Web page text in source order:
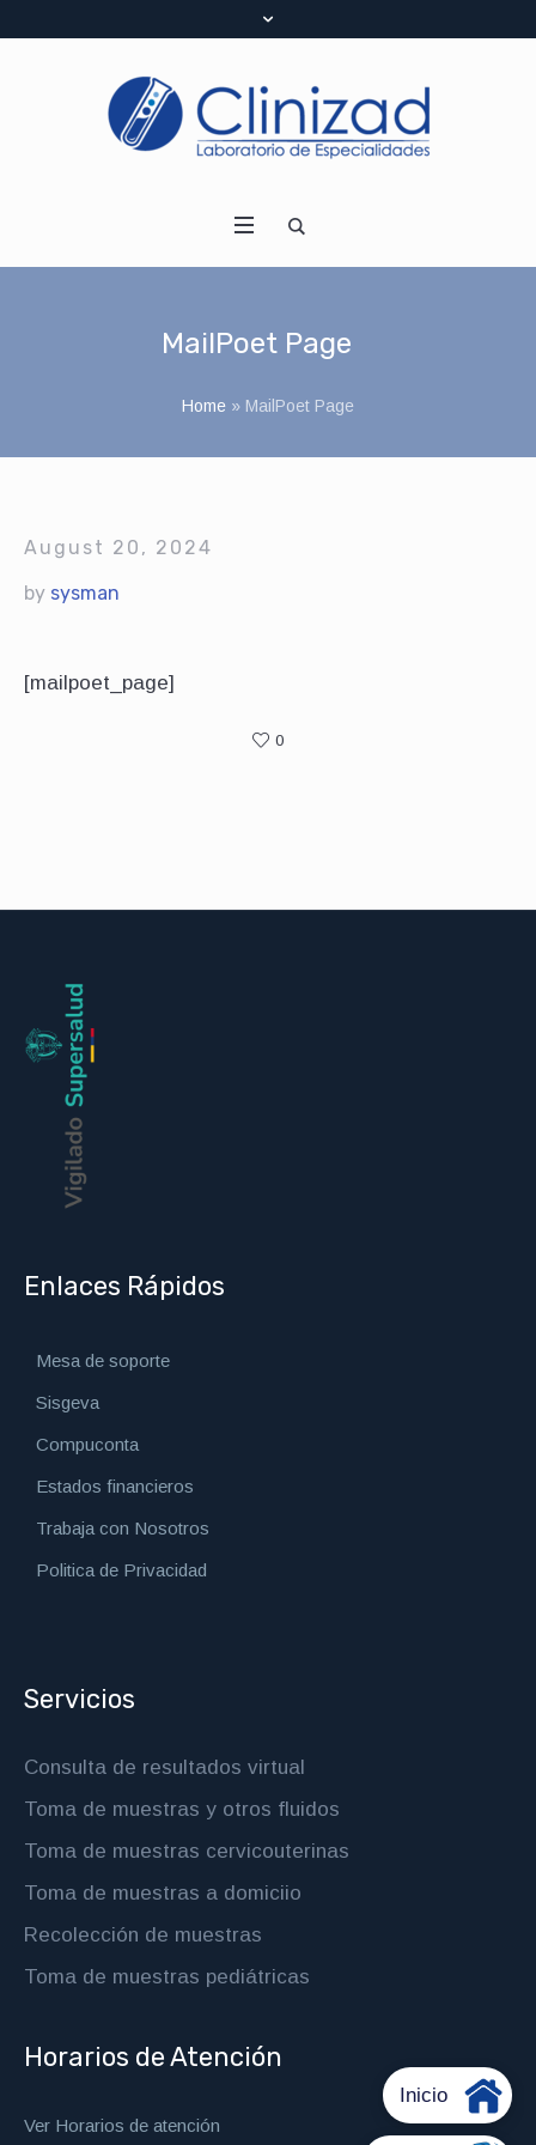
MailPoet Page
Home » MailPoet Page
August 20, 2024
by sysman
[mailpoet_page]
0
Enlaces Rápidos
Mesa de soporte
Sisgeva
Compuconta
Estados financieros
Trabaja con Nosotros
Politica de Privacidad
Servicios
Consulta de resultados virtual
Toma de muestras y otros fluidos
Toma de muestras cervicouterinas
Toma de muestras a domiciio
Recolección de muestras
Toma de muestras pediátricas
Horarios de Atención
Ver Horarios de atención